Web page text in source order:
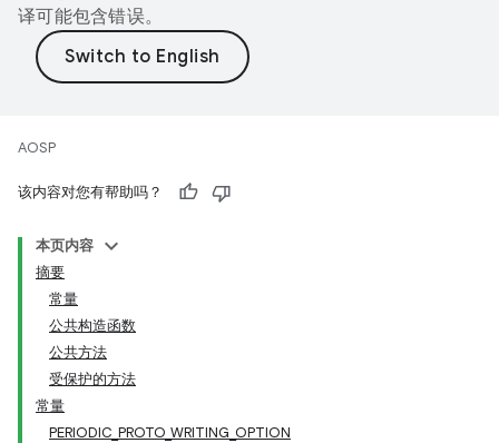
译可能包含错误。
AOSP
该内容对您有帮助吗？
本页内容
摘要
常量
公共构造函数
公共方法
受保护的方法
常量
PERIODIC_PROTO_WRITING_OPTION